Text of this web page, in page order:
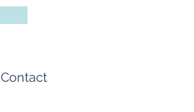
Contact